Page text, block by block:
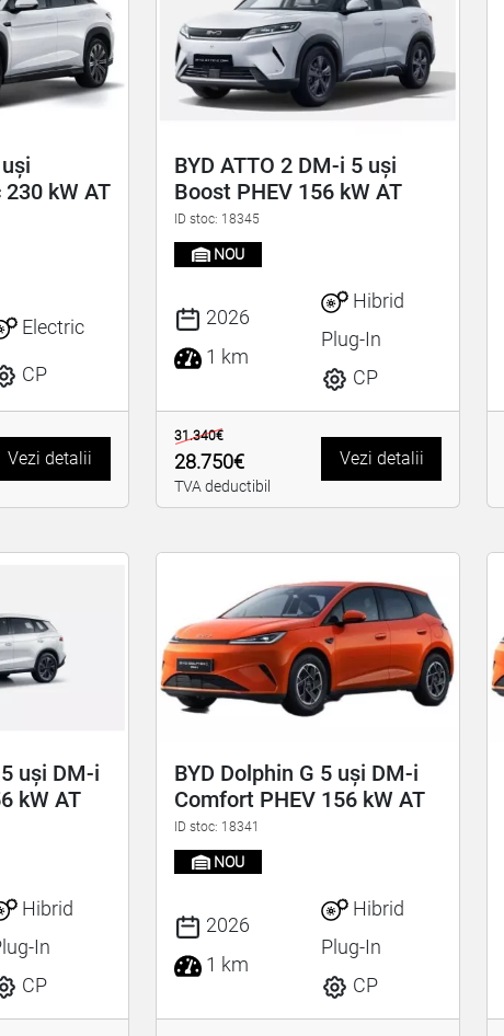
kW AT
Electric
CP
Vezi detalii
BYD ATTO 2 DM-i 5 uși
Boost PHEV 156 kW AT
ID stoc: 18345
NOU
2026
1 km
Hibrid
Plug-In
CP
31.340€
28.750€
TVA deductibil
Vezi detalii
uși DM-i
kW AT
Hibrid
In
CP
BYD Dolphin G 5 uși DM-i
Comfort PHEV 156 kW AT
ID stoc: 18341
NOU
2026
1 km
Hibrid
Plug-In
CP